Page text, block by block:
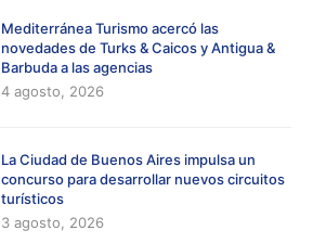
Mediterránea Turismo acercó las
novedades de Turks & Caicos y Antigua &
Barbuda a las agencias
4 agosto, 2026
La Ciudad de Buenos Aires impulsa un
concurso para desarrollar nuevos circuitos
turísticos
3 agosto, 2026